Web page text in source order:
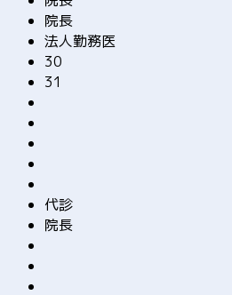
院長
法人勤務医
30
31
代診
院長